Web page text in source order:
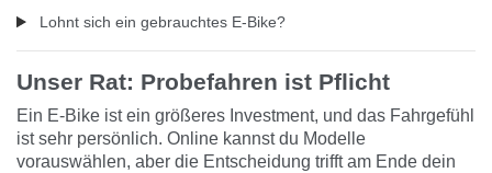
Lohnt sich ein gebrauchtes E-Bike?
Unser Rat: Probefahren ist Pflicht
Ein E-Bike ist ein größeres Investment, und das Fahrgefühl
ist sehr persönlich. Online kannst du Modelle
vorauswählen, aber die Entscheidung trifft am Ende dein